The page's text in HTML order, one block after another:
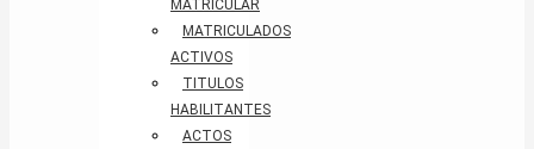
MATRICULAR
MATRICULADOS
ACTIVOS
TITULOS
HABILITANTES
ACTOS